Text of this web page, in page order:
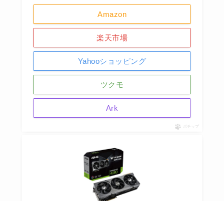
Amazon
楽天市場
Yahooショッピング
ツクモ
Ark
ポチップ